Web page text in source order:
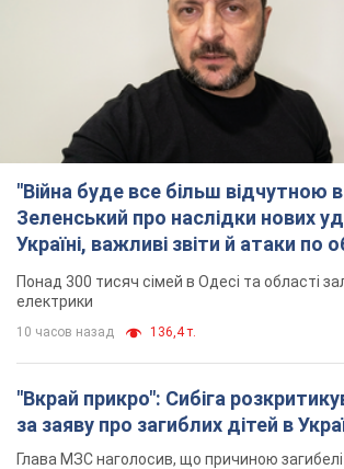
136,4 т.
"Вкрай прикро": Сибіга
за заяву про загиблих дітей в
дітей є війна, яку розв'язала РФ
8 часов назад 8,6 т.
"Суттєві руйнування": Росія
масованого удару по видобувних
буровому майданчику "Укрнафти"
БПЛА
9 часов назад 7,1 т.